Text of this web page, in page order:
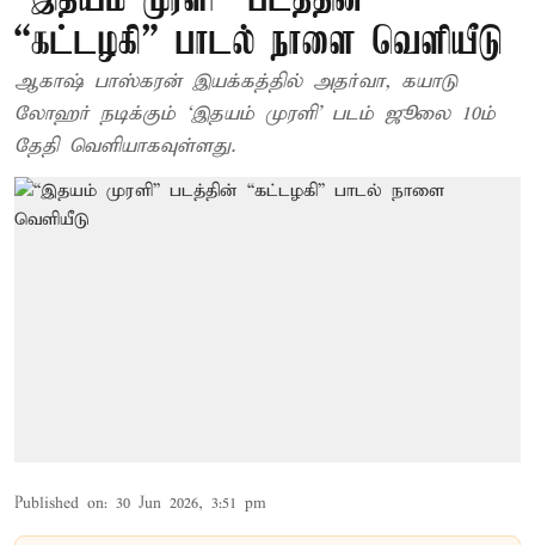
“கட்டழகி” பாடல் நாளை வெளியீடு
ஆகாஷ் பாஸ்கரன் இயக்கத்தில் அதர்வா, கயாடு
லோஹர் நடிக்கும் ‘இதயம் முரளி’ படம் ஜூலை 10ம்
தேதி வெளியாகவுள்ளது.
Published on: 30 Jun 2026, 3:51 pm